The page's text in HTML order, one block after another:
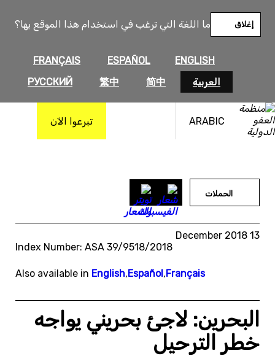
ما اللغة التي ترغب في استخدام هذا الموقع بها؟
ENGLISH
ESPAÑOL
FRANÇAIS
العربية
简中
繁中
РУССКИЙ
إغلاق
ARABIC تبرعوا الآن
المحتوى
الحملات
13 December 2018
Index Number: ASA 39/9518/2018
Also available in English,Español,Français
البحرين: لاجئ بحريني يواجه
خطر الترحيل